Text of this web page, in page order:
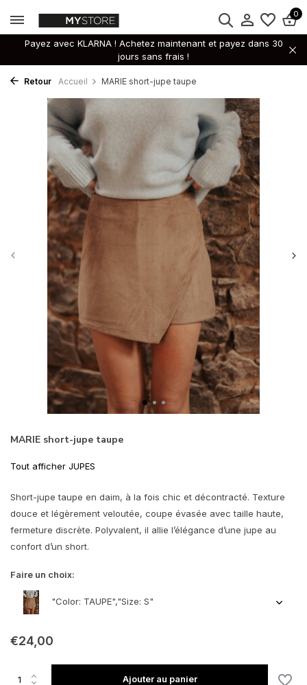
0
Payez avec KLARNA ! Achetez maintenant et payez dans 30
jours sans frais !
Retour Accueil MARIE short-jupe taupe
MARIE short-jupe taupe
Tout afficher JUPES
Short-jupe taupe en daim, à la fois chic et décontracté. Texture
douce et légèrement veloutée, coupe évasée avec taille haute,
fermeture discrète. Polyvalent, il allie l’élégance d’une jupe au
confort d’un short.
Faire un choix:
"Color: TAUPE","Size: S"
€24,00
Ajouter au panier